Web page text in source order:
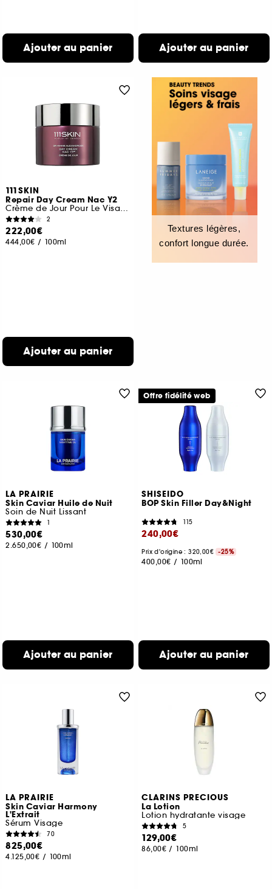
Ajouter au panier Ajouter au panier
111SKIN
Repair Day Cream Nac Y2
Crème de Jour Pour Le Visage
2
222,00€
444,00€ / 100ml
Ajouter au panier
Textures légères,
confort longue durée.
LA PRAIRIE
Skin Caviar Huile de Nuit
Soin de Nuit Lissant
1
530,00€
2.650,00€ / 100ml
Ajouter au panier
SHISEIDO
BOP Skin Filler Day&Night
115
240,00€
Prix d'origine : 320,00€ -25%
400,00€ / 100ml
Ajouter au panier
Offre fidélité web
LA PRAIRIE
Skin Caviar Harmony
L'Extrait
Sérum Visage
70
825,00€
4.125,00€ / 100ml
CLARINS PRECIOUS
La Lotion
Lotion hydratante visage
5
129,00€
86,00€ / 100ml